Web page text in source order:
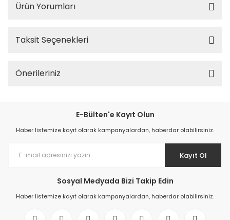
Ürün Yorumları
Taksit Seçenekleri
Önerileriniz
E-Bülten'e Kayıt Olun
Haber listemize kayıt olarak kampanyalardan, haberdar olabilirsiniz.
Kayıt Ol
Sosyal Medyada Bizi Takip Edin
Haber listemize kayıt olarak kampanyalardan, haberdar olabilirsiniz.